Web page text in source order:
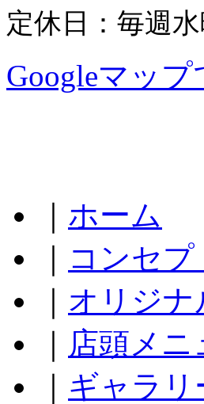
定休日：毎週
Googleマップ
ホーム
コンセプ
オリジナ
店頭メニ
ギャラリ